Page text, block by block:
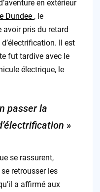
en extérieur
Dundee , le
pris du retard
Il est
fut tardive avec le
électrique, le
passer la
»
se rassurent,
retrousser les
a affirmé aux